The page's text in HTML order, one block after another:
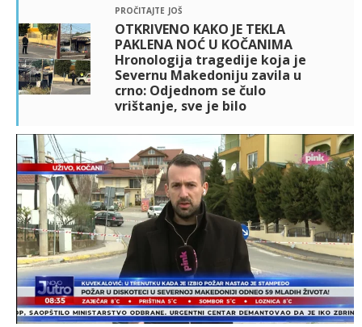
pročitajte još
OTKRIVENO KAKO JE TEKLA
PAKLENA NOĆ U KOČANIMA
Hronologija tragedije koja je
Severnu Makedoniju zavila u
crno: Odjednom se čulo
vrištanje, sve je bilo